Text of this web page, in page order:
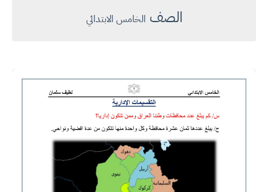
الصف الخامس الابتدائي